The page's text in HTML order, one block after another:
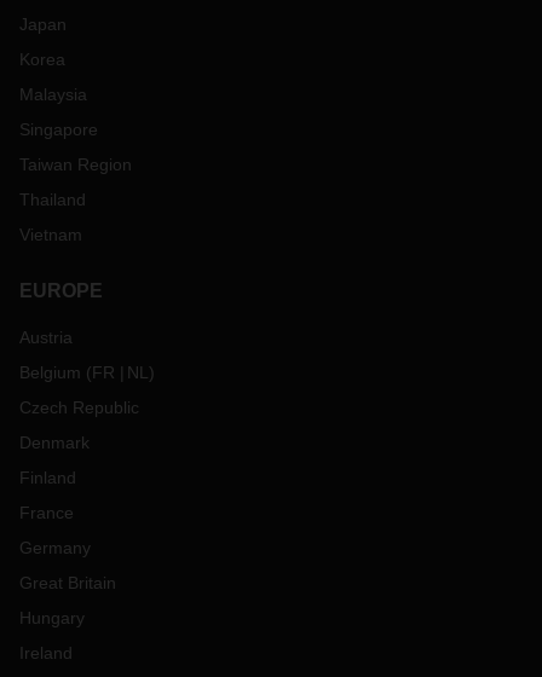
Japan
Korea
Malaysia
Singapore
Taiwan Region
Thailand
Vietnam
EUROPE
Austria
Belgium (FR NL )
Czech Republic
Denmark
Finland
France
Germany
Great Britain
Hungary
Ireland